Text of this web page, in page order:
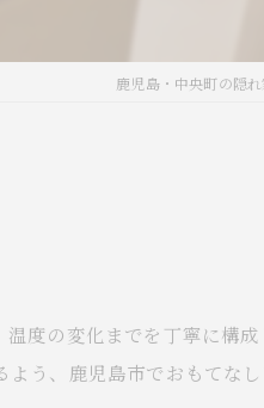
鹿児島・中央町の隠れ
度の変化までを丁寧に構成
う、鹿児島市でおもてなし